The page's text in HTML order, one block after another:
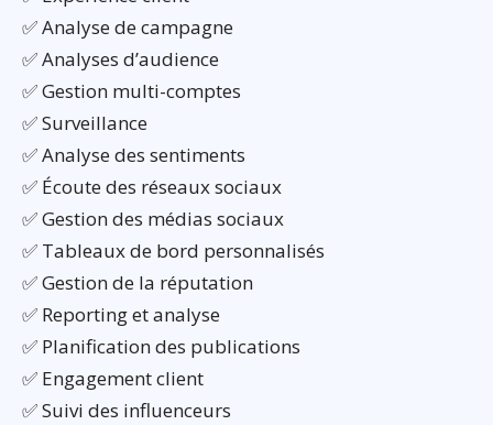
✅ Analyse de campagne
✅ Analyses d’audience
✅ Gestion multi-comptes
✅ Surveillance
✅ Analyse des sentiments
✅ Écoute des réseaux sociaux
✅ Gestion des médias sociaux
✅ Tableaux de bord personnalisés
✅ Gestion de la réputation
✅ Reporting et analyse
✅ Planification des publications
✅ Engagement client
✅ Suivi des influenceurs